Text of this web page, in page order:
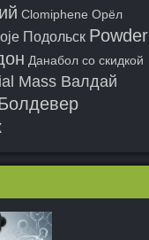
Clomiphene Орёл
Подольск Powder
Данабол со скидкой
Mass Валдай